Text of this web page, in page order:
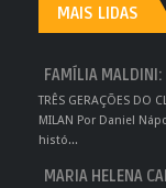
MAIS LIDAS
FAMÍLIA
TRÊS GERAÇÕES DO
MILAN Por Daniel
histó...
MARIA HELENA